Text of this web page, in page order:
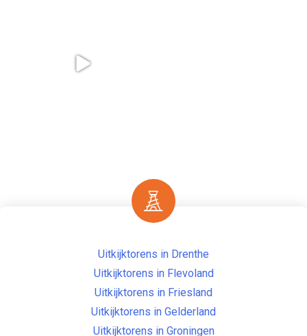
Uitkijktorens in Drenthe
Uitkijktorens in Flevoland
Uitkijktorens in Friesland
Uitkijktorens in Gelderland
Uitkijktorens in Groningen